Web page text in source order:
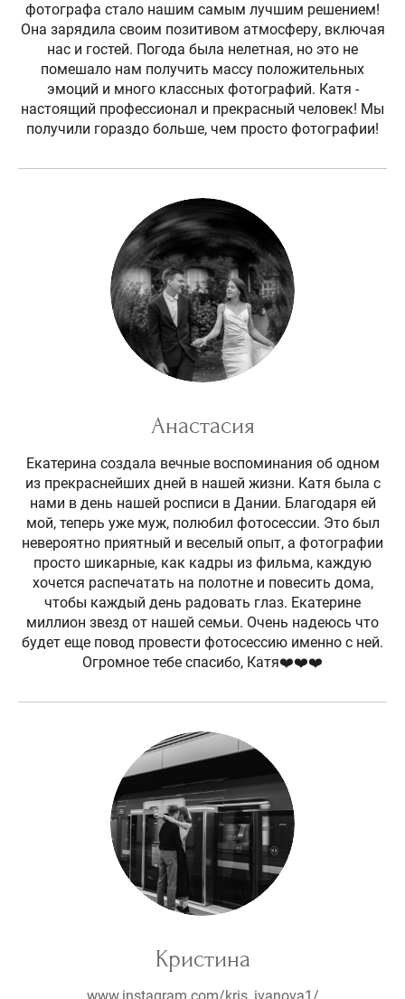
фотографа стало нашим самым лучшим решением!
Она зарядила своим позитивом атмосферу, включая
нас и гостей. Погода была нелетная, но это не
помешало нам получить массу положительных
эмоций и много классных фотографий. Катя -
настоящий профессионал и прекрасный человек! Мы
получили гораздо больше, чем просто фотографии!
Анастасия
Екатерина создала вечные воспоминания об одном
из прекраснейших дней в нашей жизни. Катя была с
нами в день нашей росписи в Дании. Благодаря ей
мой, теперь уже муж, полюбил фотосессии. Это был
невероятно приятный и веселый опыт, а фотографии
просто шикарные, как кадры из фильма, каждую
хочется распечатать на полотне и повесить дома,
чтобы каждый день радовать глаз. Екатерине
миллион звезд от нашей семьи. Очень надеюсь что
будет еще повод провести фотосессию именно с ней.
Огромное тебе спасибо, Катя❤️❤️❤️
Кристина